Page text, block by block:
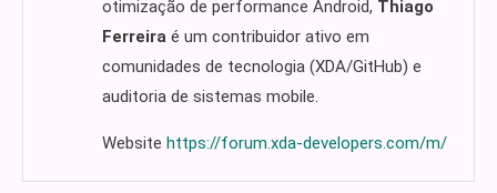
otimização de performance Android, Thiago
Ferreira é um contribuidor ativo em
comunidades de tecnologia (XDA/GitHub) e
auditoria de sistemas mobile.
Website https://forum.xda-developers.com/m/